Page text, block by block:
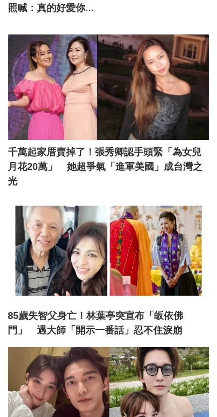
照喊：真的好愛你...
千萬起家厝賣掉了！張秀卿認手頭緊「為女兒
月花20萬」 她超爭氣「進軍美國」成台灣之
光
85歲失智父身亡！林葉亭突宣布「皈依佛
門」 遇大師「開示一番話」忍不住淚崩